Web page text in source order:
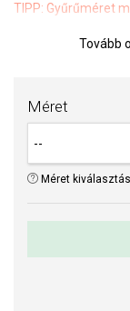
TIPP: Gyűrűméret
Az anyagok és a
Tovább
Méret
Méret